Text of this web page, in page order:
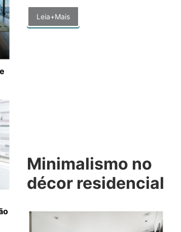
Leia+Mais
Minimalismo no
décor residencial